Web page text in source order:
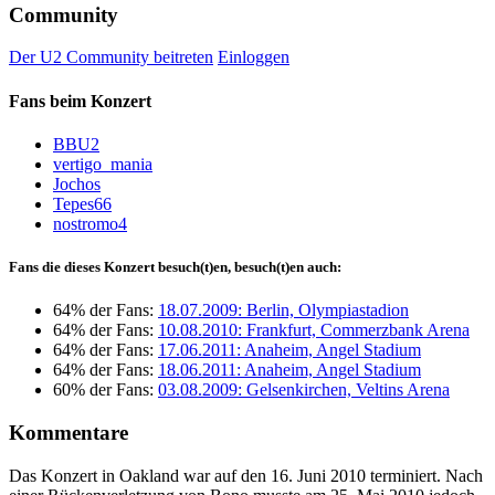
Community
Der U2 Community beitreten Einloggen
Fans beim Konzert
BBU2
vertigo_mania
Jochos
Tepes66
nostromo4
Fans die dieses Konzert besuch(t)en, besuch(t)en auch:
64% der Fans: 18.07.2009: Berlin, Olympiastadion
64% der Fans: 10.08.2010: Frankfurt, Commerzbank Arena
64% der Fans: 17.06.2011: Anaheim, Angel Stadium
64% der Fans: 18.06.2011: Anaheim, Angel Stadium
60% der Fans: 03.08.2009: Gelsenkirchen, Veltins Arena
Kommentare
Das Konzert in Oakland war auf den 16. Juni 2010 terminiert. Nach